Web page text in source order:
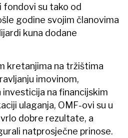
fondovi su tako od
godine svojim članovima
kuna dodane
kretanjima na tržištima
imovinom,
na financijskim
ulaganja, OMF-ovi su u
dobre rezultate, a
natprosječne prinose.